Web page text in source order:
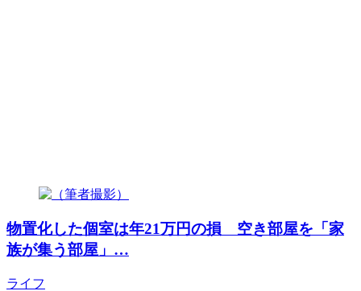
物置化した個室は年21万円の損 空き部屋を「家
族が集う部屋」…
ライフ